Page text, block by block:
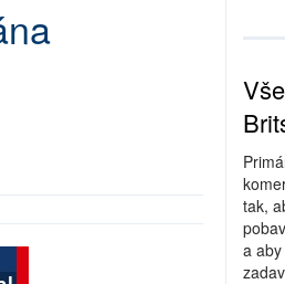
tak,
a